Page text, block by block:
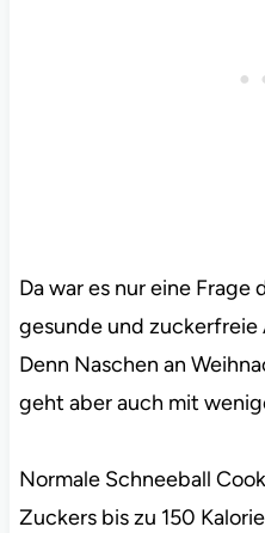
Da war es nur eine
gesunde und zuckerfreie
Denn Naschen an
geht aber auch mit
Normale Schneeball
Zuckers bis zu 150